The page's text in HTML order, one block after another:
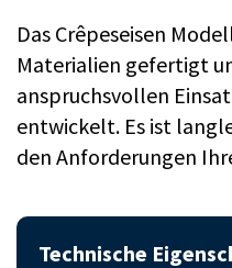
Das Crêpeseisen
Materialien gefertigt
anspruchsvollen
entwickelt. Es ist
den Anforderungen
Technische